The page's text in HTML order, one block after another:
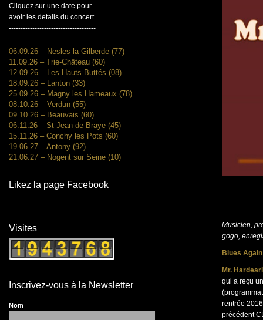
Musicien,
gogo,
Blues
Mr.
qui a reçu
rentrée
précédent
Cliquez sur une date pour
avoir les details du concert
-------------------------------------
06.09.26 – Nesles la Gilberde (77)
11.09.26 – Trie-Château (60)
12.09.26 – Les Hauts Buttés (08)
18.09.26 – Lanton (33)
25.09.26 – Magny les Hameaux (78)
08.10.26 – Verdun (55)
09.10.26 – Beauvais (60)
06.11.26 – St Jean de Braye (45)
15.11.26 – Conchy les Pots (60)
19.06.27 – Antony (92)
21.06.27 – Nogent sur Seine (10)
Likez la page Facebook
Visites
Inscrivez-vous à la Newsletter
Nom